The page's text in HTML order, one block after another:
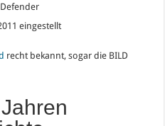
eingestellt
recht bekannt, sogar die BILD